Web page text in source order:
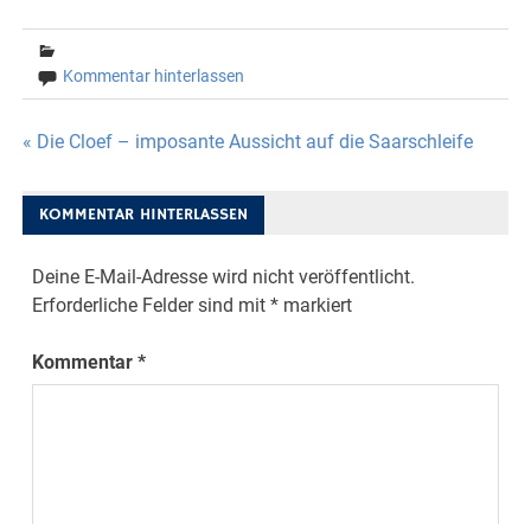
Kommentar hinterlassen
Beitragsnavigation
« Die Cloef – imposante Aussicht auf die Saarschleife
KOMMENTAR HINTERLASSEN
Deine E-Mail-Adresse wird nicht veröffentlicht.
Erforderliche Felder sind mit* markiert
Kommentar*